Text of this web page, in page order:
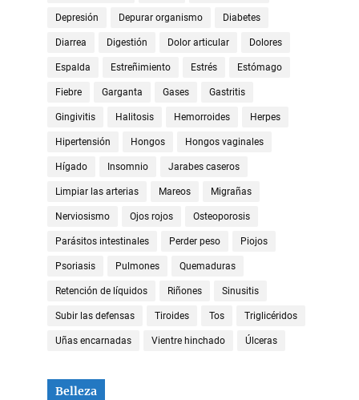
Depresión Depurar organismo Diabetes
Diarrea Digestión Dolor articular Dolores
Espalda Estreñimiento Estrés Estómago
Fiebre Garganta Gases Gastritis
Gingivitis Halitosis Hemorroides Herpes
Hipertensión Hongos Hongos vaginales
Hígado Insomnio Jarabes caseros
Limpiar las arterias Mareos Migrañas
Nerviosismo Ojos rojos Osteoporosis
Parásitos intestinales Perder peso Piojos
Psoriasis Pulmones Quemaduras
Retención de líquidos Riñones Sinusitis
Subir las defensas Tiroides Tos Triglicéridos
Uñas encarnadas Vientre hinchado Úlceras
Belleza